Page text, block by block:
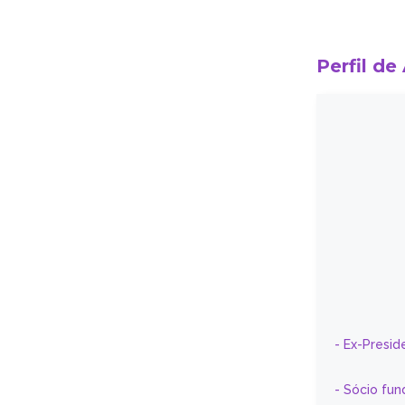
Perfil de
- Ex-
- Sócio